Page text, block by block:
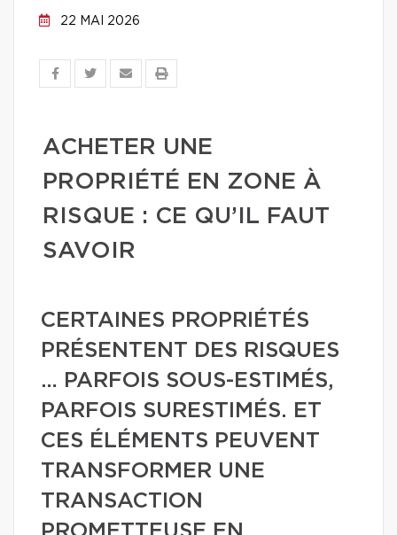
22 MAI 2026
ACHETER UNE
PROPRIÉTÉ EN ZONE À
RISQUE : CE QU’IL FAUT
SAVOIR
CERTAINES PROPRIÉTÉS
PRÉSENTENT DES RISQUES
… PARFOIS SOUS-ESTIMÉS,
PARFOIS SURESTIMÉS. ET
CES ÉLÉMENTS PEUVENT
TRANSFORMER UNE
TRANSACTION